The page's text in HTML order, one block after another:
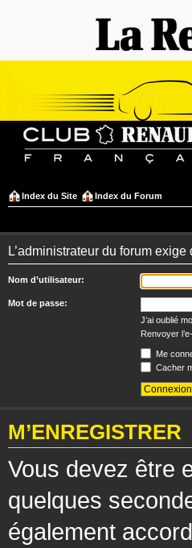
Index du Site Index du Forum
L’administrateur du forum
Nom d’utilisateur:
Mot de passe:
J’ai oublié
Renvoyer
Me
Cacher
M’ENREGISTRER
Vous devez être
quelques
également